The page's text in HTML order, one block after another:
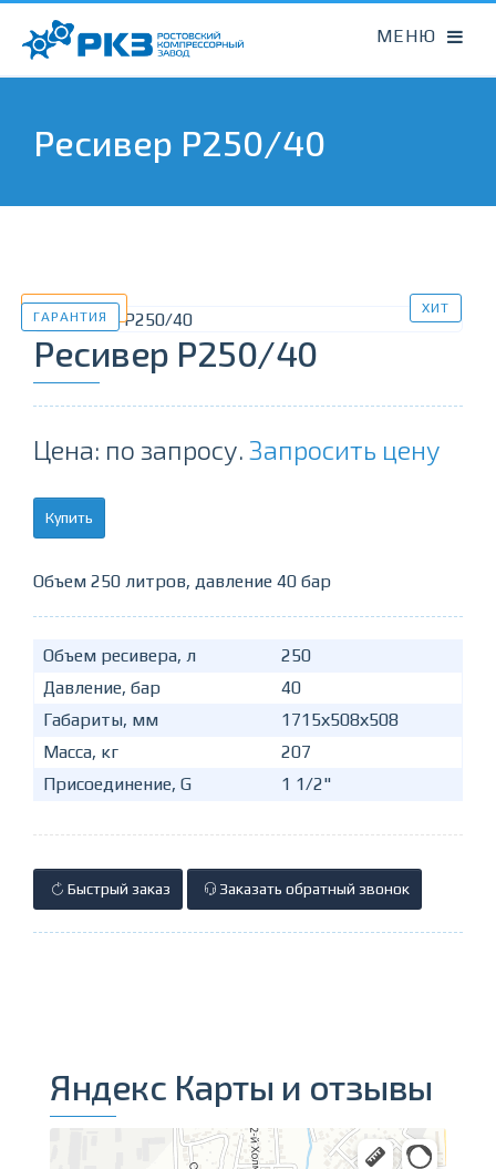
Ресивер Р250/40
В НАЛИЧИИ
ГАРАНТИЯ
ХИТ
Ресивер Р250/40
Цена: по запросу. Запросить цену
Купить
Объем 250 литров, давление 40 бар
Объем ресивера, л
250
Давление, бар
40
Габариты, мм
1715х508х508
Масса, кг
207
Присоединение, G
1 1/2"
Быстрый заказ Заказать обратный звонок
Яндекс Карты и отзывы